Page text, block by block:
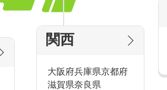
関西
大阪府兵庫県京都府
滋賀県奈良県
おります。